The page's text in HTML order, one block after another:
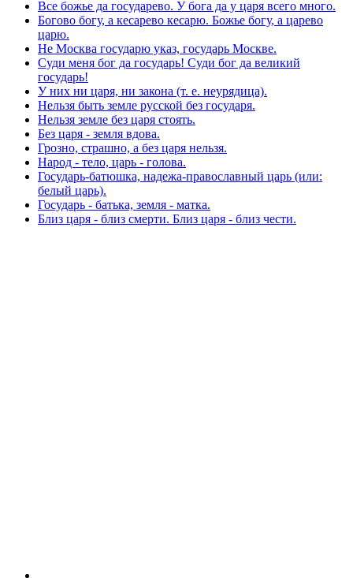
Все божье да государево. У бога да у царя всего много.
Богово богу, а кесарево кесарю. Божье богу, а царево
царю.
Не Москва государю указ, государь Москве.
Суди меня бог да государь! Суди бог да великий
государь!
У них ни царя, ни закона (т. е. неурядица).
Нельзя быть земле русской без государя.
Нельзя земле без царя стоять.
Без царя - земля вдова.
Грозно, страшно, а без царя нельзя.
Народ - тело, царь - голова.
Государь-батюшка, надежа-православный царь (или:
белый царь).
Государь - батька, земля - матка.
Близ царя - близ смерти. Близ царя - близ чести.